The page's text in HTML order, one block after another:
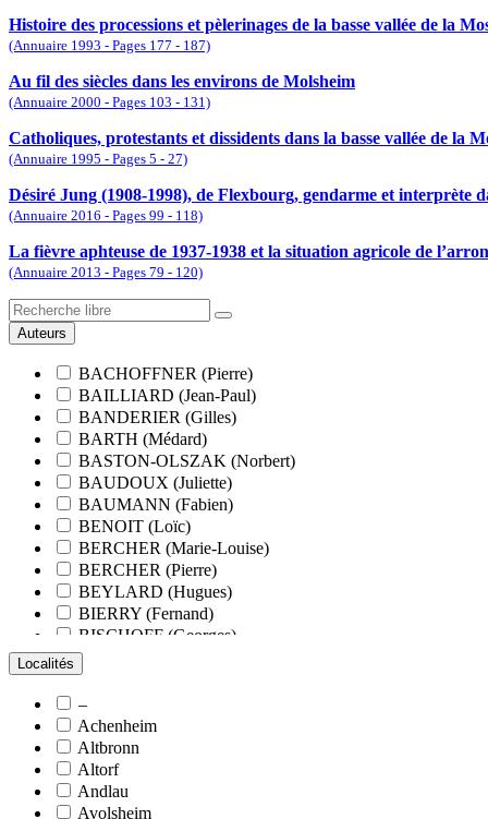
Histoire des processions et pèlerinages de la basse vallée de la
(Annuaire 1993 - Pages 177 - 187)
Au fil des siècles dans les environs de Molsheim
(Annuaire 2000 - Pages 103 - 131)
Catholiques, protestants et dissidents dans la basse vallée de la
(Annuaire 1995 - Pages 5 - 27)
Désiré Jung (1908-1998), de Flexbourg, gendarme et interprète
(Annuaire 2016 - Pages 99 - 118)
La fièvre aphteuse de 1937-1938 et la situation agricole de
(Annuaire 2013 - Pages 79 - 120)
Auteurs
BACHOFFNER (Pierre)
BAILLIARD (Jean-Paul)
BANDERIER (Gilles)
BARTH (Médard)
BASTON-OLSZAK (Norbert)
BAUDOUX (Juliette)
BAUMANN (Fabien)
BENOIT (Loïc)
BERCHER (Marie-Louise)
BERCHER (Pierre)
BEYLARD (Hugues)
BIERRY (Fernand)
BISCHOFF (Georges)
BLANCHARD (François)
BLANCHARD (Pierre-Valentin)
BLUMENROEDER (Quentin)
BOEHLER (Jean-Michel)
BOËS (Simone)
BORNERT (René)
BOUR (Bernard)
Localités
–
Achenheim
Altbronn
Altorf
Andlau
Avolsheim